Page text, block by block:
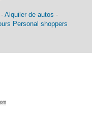
- Alquiler de autos -
Personal shoppers